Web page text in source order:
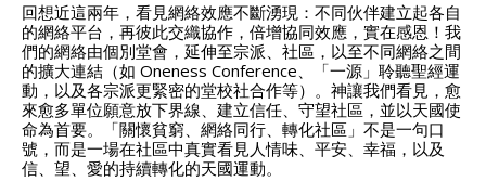
回想近這兩年，看見網絡效應不斷湧現：不同伙伴建立起各自
的網絡平台，再彼此交織協作，倍增協同效應，實在感恩！我
們的網絡由個別堂會，延伸至宗派、社區，以至不同網絡之間
的擴大連結（如 Oneness Conference、「一源」聆聽聖經運
動，以及各宗派更緊密的堂校社合作等）。神讓我們看見，愈
來愈多單位願意放下界線、建立信任、守望社區，並以天國使
命為首要。「關懷貧窮、網絡同行、轉化社區」不是一句口
號，而是一場在社區中真實看見人情味、平安、幸福，以及
信、望、愛的持續轉化的天國運動。